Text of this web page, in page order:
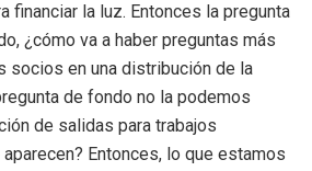
financiar la luz. Entonces la pregunta
¿cómo va a haber preguntas más
socios en una distribución de la
de fondo no la podemos
de salidas para trabajos
Entonces, lo que estamos